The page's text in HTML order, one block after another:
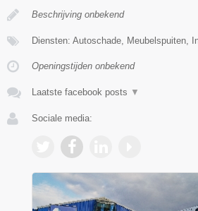
Beschrijving onbekend
Diensten: Autoschade, Meubelspuiten,
Openingstijden onbekend
Laatste facebook posts ▼
Sociale media: